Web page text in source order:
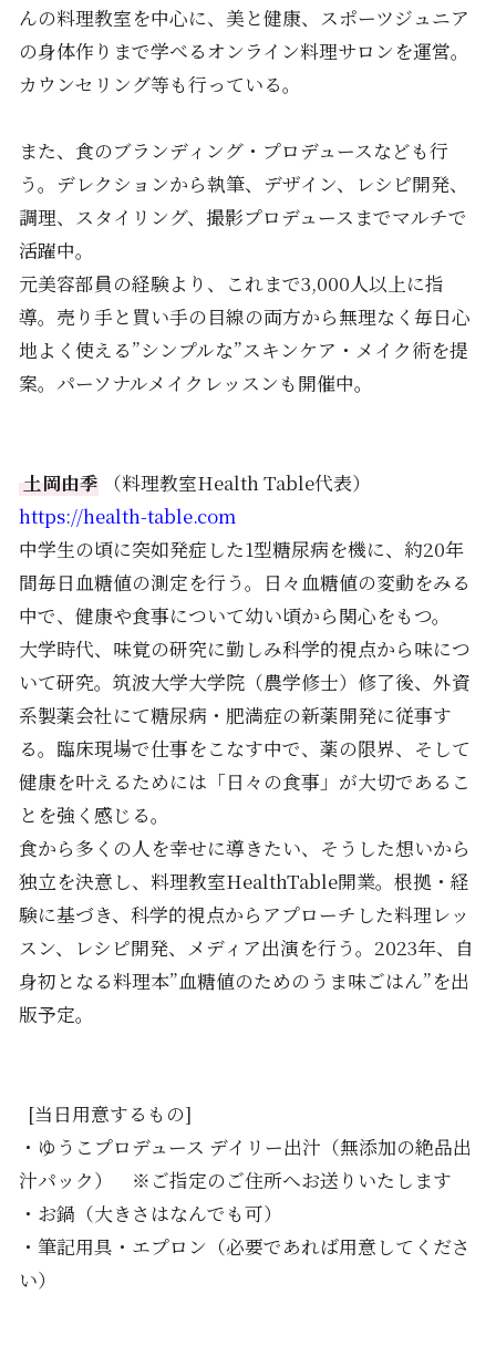
んの料理教室を中心に、美と健康、スポーツジュニア
の身体作りまで学べるオンライン料理サロンを運営。
カウンセリング等も行っている。
また、食のブランディング・プロデュースなども行
う。デレクションから執筆、デザイン、レシピ開発、
調理、スタイリング、撮影プロデュースまでマルチで
活躍中。
元美容部員の経験より、これまで3,000人以上に指
導。売り手と買い手の目線の両方から無理なく毎日心
地よく使える”シンプルな”スキンケア・メイク術を提
案。パーソナルメイクレッスンも開催中。
土岡由季 （料理教室Health Table代表）
https://health-table.com
中学生の頃に突如発症した1型糖尿病を機に、約20年
間毎日血糖値の測定を行う。日々血糖値の変動をみる
中で、健康や食事について幼い頃から関心をもつ。
大学時代、味覚の研究に勤しみ科学的視点から味につ
いて研究。筑波大学大学院（農学修士）修了後、外資
系製薬会社にて糖尿病・肥満症の新薬開発に従事す
る。臨床現場で仕事をこなす中で、薬の限界、そして
健康を叶えるためには「日々の食事」が大切であるこ
とを強く感じる。
食から多くの人を幸せに導きたい、そうした想いから
独立を決意し、料理教室HealthTable開業。根拠・経
験に基づき、科学的視点からアプローチした料理レッ
スン、レシピ開発、メディア出演を行う。2023年、自
身初となる料理本”血糖値のためのうま味ごはん”を出
版予定。
[当日用意するもの]
・ゆうこプロデュース デイリー出汁（無添加の絶品出
汁パック） ※ご指定のご住所へお送りいたします
・お鍋（大きさはなんでも可）
・筆記用具・エプロン（必要であれば用意してくださ
い）